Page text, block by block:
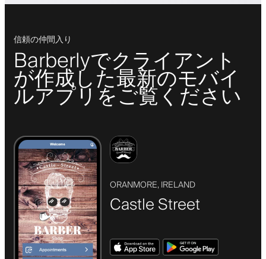
信頼の仲間入り
Barberlyでクライアント
が作成した最新のモバイ
ルアプリをご覧ください
ORANMORE, IRELAND
Castle Street